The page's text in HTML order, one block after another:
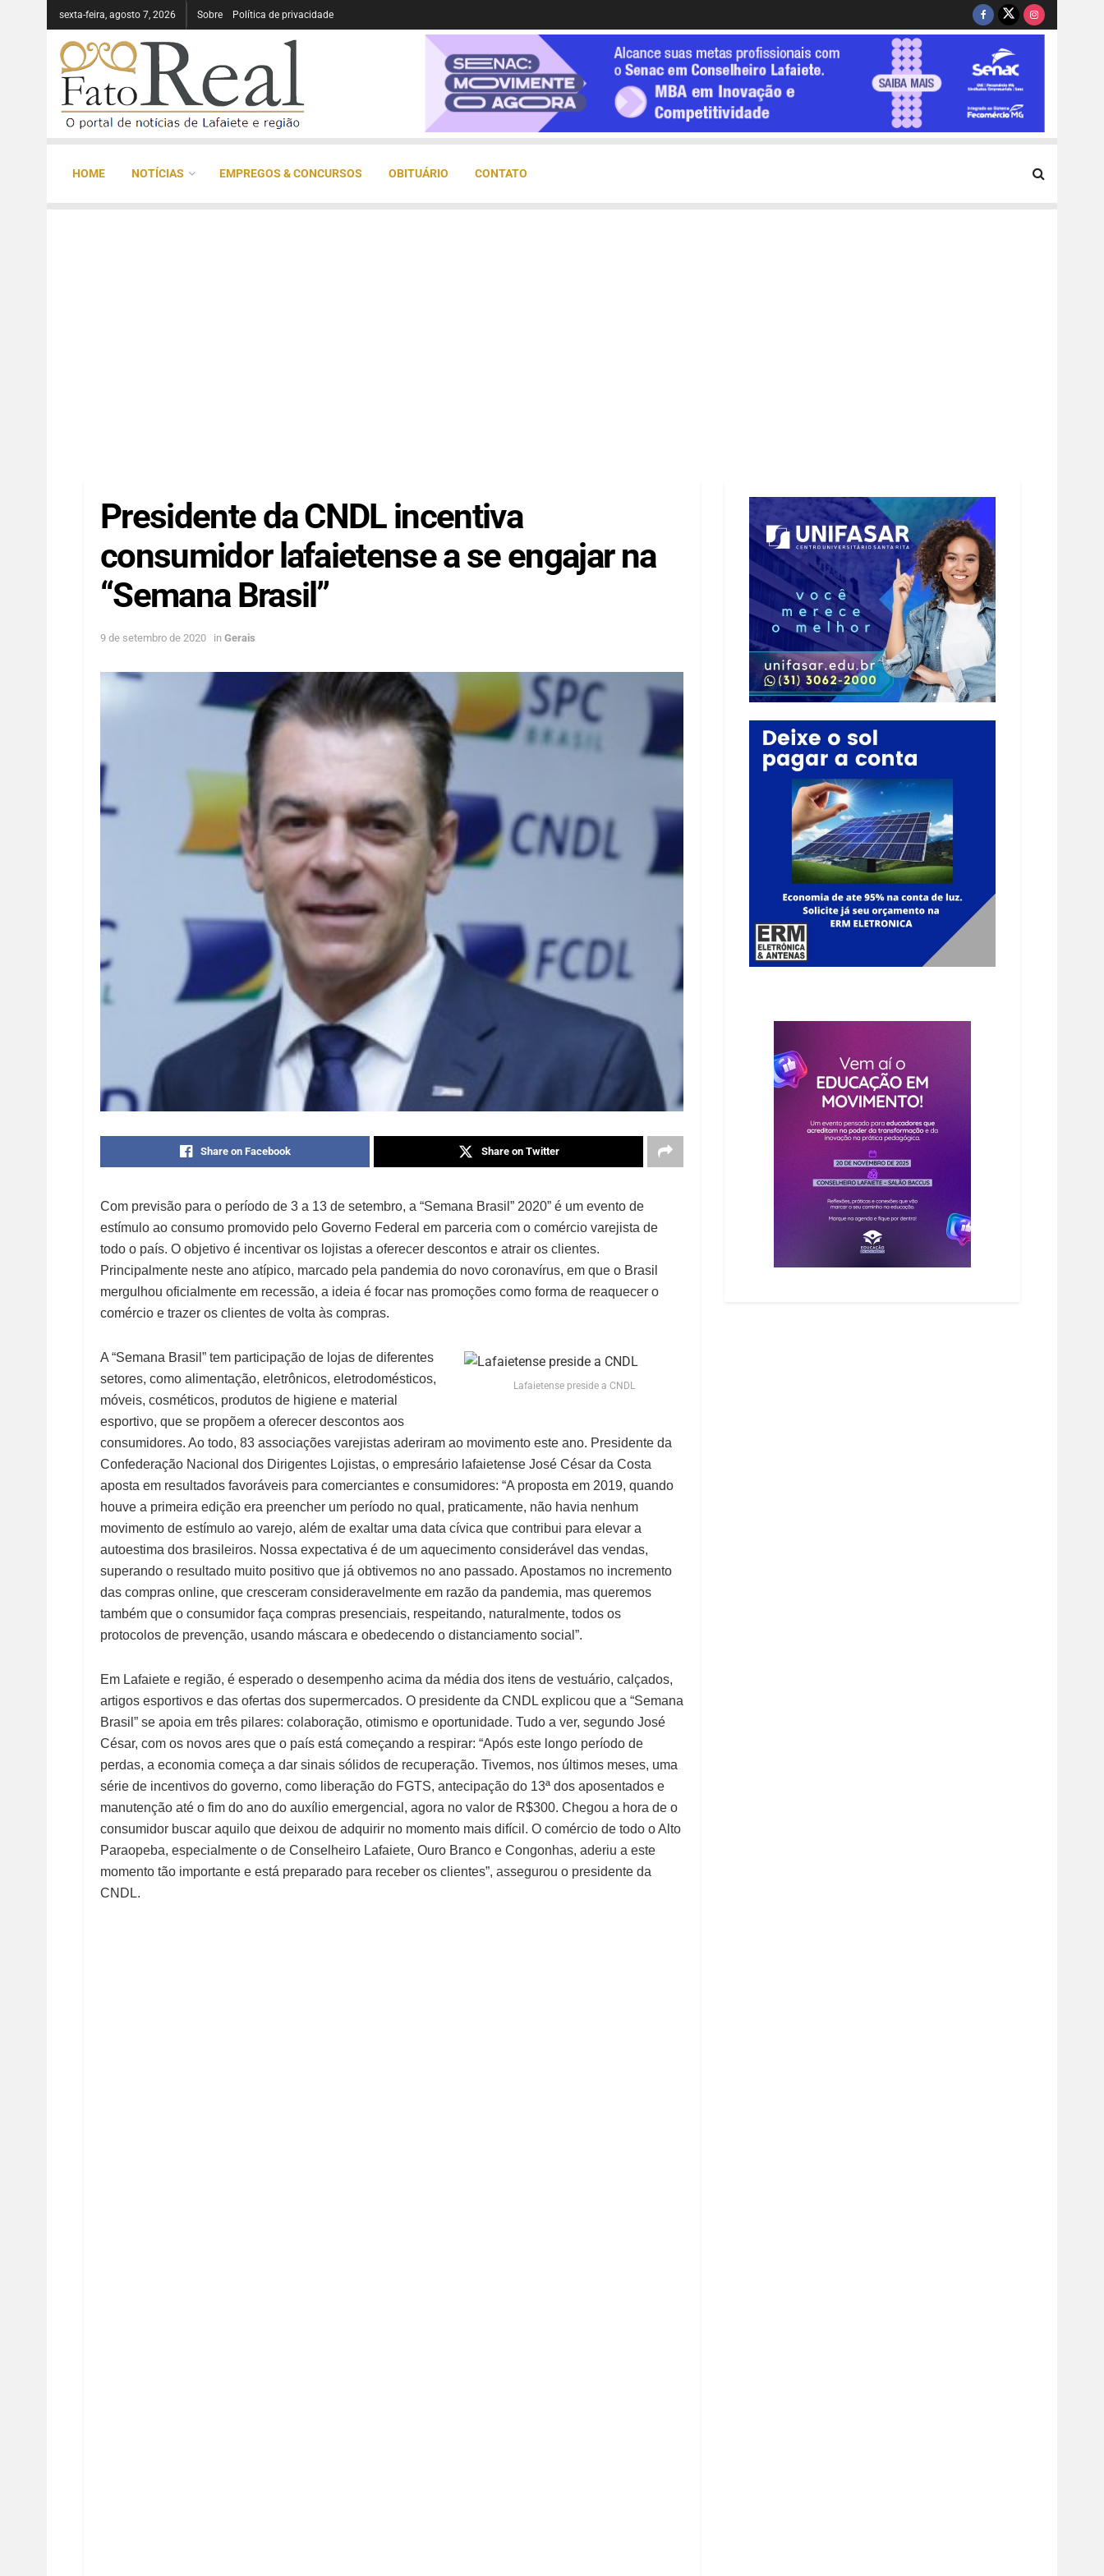
sexta-feira, agosto 7, 2026 Sobre Política de privacidade
HOME NOTÍCIAS EMPREGOS & CONCURSOS OBITUÁRIO CONTATO
Presidente da CNDL incentiva
consumidor lafaietense a se engajar na
“Semana Brasil”
9 de setembro de 2020 in Gerais
Share on Facebook Share on Twitter
Com previsão para o período de 3 a 13 de setembro, a “Semana Brasil” 2020” é um evento de
estímulo ao consumo promovido pelo Governo Federal em parceria com o comércio varejista de
todo o país. O objetivo é incentivar os lojistas a oferecer descontos e atrair os clientes.
Principalmente neste ano atípico, marcado pela pandemia do novo coronavírus, em que o Brasil
mergulhou oficialmente em recessão, a ideia é focar nas promoções como forma de reaquecer o
comércio e trazer os clientes de volta às compras.
Lafaietense preside a CNDL
A “Semana Brasil” tem participação de lojas de diferentes
setores, como alimentação, eletrônicos, eletrodomésticos,
móveis, cosméticos, produtos de higiene e material
esportivo, que se propõem a oferecer descontos aos
consumidores. Ao todo, 83 associações varejistas aderiram ao movimento este ano. Presidente da
Confederação Nacional dos Dirigentes Lojistas, o empresário lafaietense José César da Costa
aposta em resultados favoráveis para comerciantes e consumidores: “A proposta em 2019, quando
houve a primeira edição era preencher um período no qual, praticamente, não havia nenhum
movimento de estímulo ao varejo, além de exaltar uma data cívica que contribui para elevar a
autoestima dos brasileiros. Nossa expectativa é de um aquecimento considerável das vendas,
superando o resultado muito positivo que já obtivemos no ano passado. Apostamos no incremento
das compras online, que cresceram consideravelmente em razão da pandemia, mas queremos
também que o consumidor faça compras presenciais, respeitando, naturalmente, todos os
protocolos de prevenção, usando máscara e obedecendo o distanciamento social”.
Em Lafaiete e região, é esperado o desempenho acima da média dos itens de vestuário, calçados,
artigos esportivos e das ofertas dos supermercados. O presidente da CNDL explicou que a “Semana
Brasil” se apoia em três pilares: colaboração, otimismo e oportunidade. Tudo a ver, segundo José
César, com os novos ares que o país está começando a respirar: “Após este longo período de
perdas, a economia começa a dar sinais sólidos de recuperação. Tivemos, nos últimos meses, uma
série de incentivos do governo, como liberação do FGTS, antecipação do 13ª dos aposentados e
manutenção até o fim do ano do auxílio emergencial, agora no valor de R$300. Chegou a hora de o
consumidor buscar aquilo que deixou de adquirir no momento mais difícil. O comércio de todo o Alto
Paraopeba, especialmente o de Conselheiro Lafaiete, Ouro Branco e Congonhas, aderiu a este
momento tão importante e está preparado para receber os clientes”, assegurou o presidente da
CNDL.